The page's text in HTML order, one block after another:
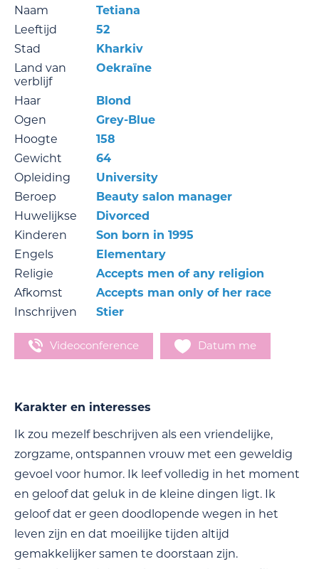
Naam
Tetiana
Leeftijd
52
Stad
Kharkiv
Land van
verblijf
Oekraïne
Haar
Blond
Ogen
Grey-Blue
Hoogte
158
Gewicht
64
Opleiding
University
Beroep
Beauty salon manager
Huwelijkse
Divorced
Kinderen
Son born in 1995
Engels
Elementary
Religie
Accepts men of any religion
Afkomst
Accepts man only of her race
Inschrijven
Stier
Videoconference Datum me
Karakter en interesses
Ik zou mezelf beschrijven als een vriendelijke,
zorgzame, ontspannen vrouw met een geweldig
gevoel voor humor. Ik leef volledig in het moment
en geloof dat geluk in de kleine dingen ligt. Ik
geloof dat er geen doodlopende wegen in het
leven zijn en dat moeilijke tijden altijd
gemakkelijker samen te doorstaan zijn.